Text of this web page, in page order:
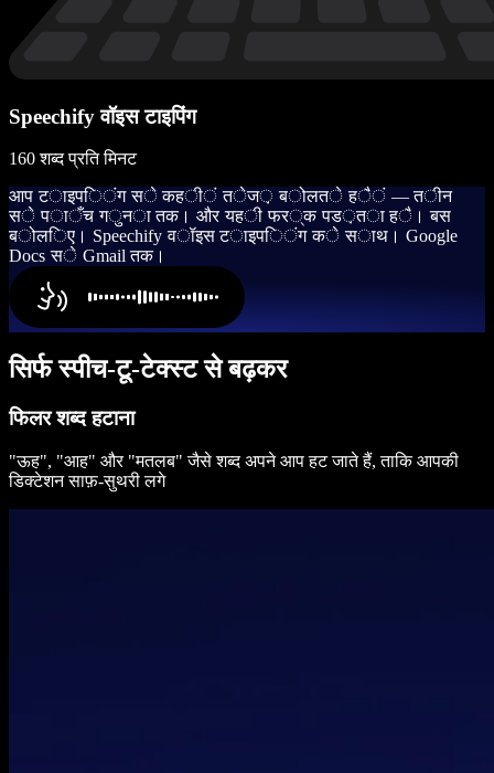
Speechify वॉइस टाइपिंग
160 शब्द प्रति मिनट
आप टाइपिंग से कहीं तेज़ बोलते हैं — तीन
से पाँच गुना तक। और यही फर्क पड़ता है । बस
बोलिए । Speechify वॉइस टाइपिंग के साथ। Google
Docs से Gmail तक।
सिर्फ स्पीच-टू-टेक्स्ट से बढ़कर
फिलर शब्द हटाना
"ऊह", "आह" और "मतलब" जैसे शब्द अपने आप हट जाते हैं, ताकि आपकी
डिक्टेशन साफ़-सुथरी लगे